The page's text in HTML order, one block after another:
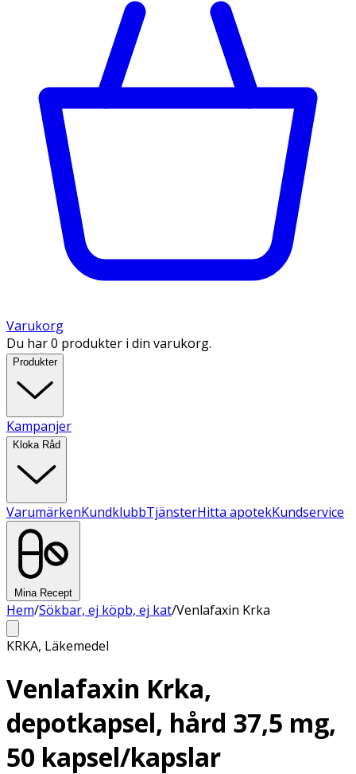
Varukorg
Du har 0 produkter i din varukorg.
Produkter
Kampanjer
Kloka Råd
VarumärkenKundklubbTjänsterHitta apotekKundservice
Mina Recept
Hem/Sökbar, ej köpb, ej kat/Venlafaxin Krka
KRKA, Läkemedel
Venlafaxin Krka,
depotkapsel, hård 37,5 mg,
50 kapsel/kapslar